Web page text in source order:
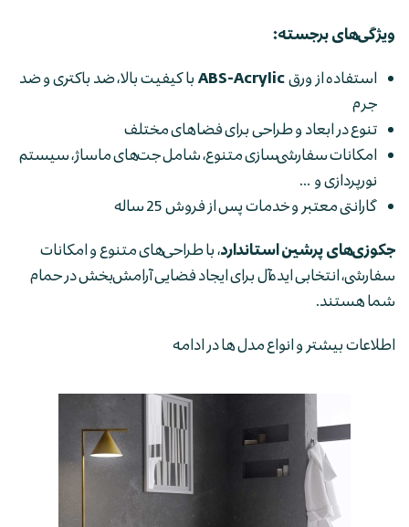
ویژگی‌های برجسته:
استفاده از ورقABS-Acrylic با کیفیت بالا، ضد باکتری و ضد
جرم
تنوع در ابعاد و طراحی برای فضاهای مختلف
امکانات سفارشی‌سازی متنوع، شامل جت‌های ماساژ، سیستم
نورپردازی و ...
گارانتی معتبر و خدمات پس از فروش 25 ساله
جکوزی‌های پرشین استاندارد، با طراحی‌های متنوع و امکانات
سفارشی، انتخابی ایده‌آل برای ایجاد فضایی آرامش‌بخش در حمام
شما هستند.
اطلاعات بیشتر و انواع مدل ها در ادامه